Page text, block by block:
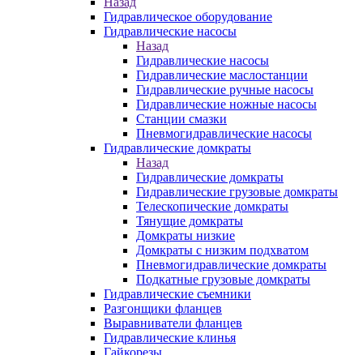
Гидравлическое оборудование
Гидравлические насосы
Назад
Гидравлические насосы
Гидравлические маслостанции
Гидравлические ручные насосы
Гидравлические ножные насосы
Станции смазки
Пневмогидравлические насосы
Гидравлические домкраты
Назад
Гидравлические домкраты
Гидравлические грузовые домкраты
Телескопические домкраты
Тянущие домкраты
Домкраты низкие
Домкраты с низким подхватом
Пневмогидравлические домкраты
Подкатные грузовые домкраты
Гидравлические съемники
Разгонщики фланцев
Выравниватели фланцев
Гидравлические клинья
Гайкорезы